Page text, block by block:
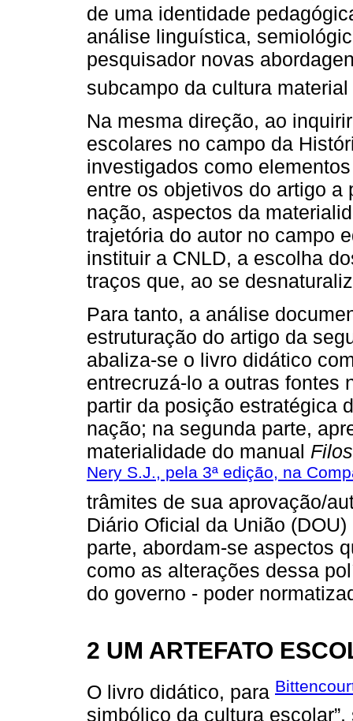
de uma identidade
análise linguística,
pesquisador novas
subcampo da cultura
Na mesma direção, ao
escolares no campo da
investigados como
entre os objetivos do artigo
nação, aspectos da
trajetória do autor no campo
instituir a CNLD, a escolha
traços que, ao se
Para tanto, a análise
estruturação do artigo da
abaliza-se o livro didático
entrecruzá-lo a outras fontes
partir da posição estratégica
nação; na segunda parte,
materialidade do manual
Nery S.J., pela 3ª edição, na
trâmites de sua aprovação/
Diário Oficial da União
parte, abordam-se aspectos
como as alterações dessa
do governo - poder
2 UM ARTEFATO
O livro didático, para
simbólico da cultura